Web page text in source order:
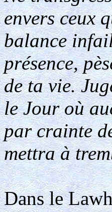
envers ceux
balance
présence,
de ta vie.
le Jour où
par crainte
mettra à
Dans le